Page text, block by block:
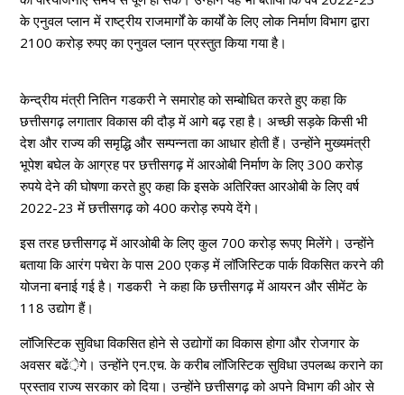
के एनुवल प्लान में राष्ट्रीय राजमार्गों के कार्यों के लिए लोक निर्माण विभाग द्वारा
2100 करोड़ रुपए का एनुवल प्लान प्रस्तुत किया गया है।
केन्द्रीय मंत्री नितिन गडकरी ने समारोह को सम्बोधित करते हुए कहा कि
छत्तीसगढ़ लगातार विकास की दौड़ में आगे बढ़ रहा है। अच्छी सड़के किसी भी
देश और राज्य की समृद्धि और सम्पन्नता का आधार होती हैं। उन्होंने मुख्यमंत्री
भूपेश बघेल के आग्रह पर छत्तीसगढ़ में आरओबी निर्माण के लिए 300 करोड़
रुपये देने की घोषणा करते हुए कहा कि इसके अतिरिक्त आरओबी के लिए वर्ष
2022-23 में छत्तीसगढ़ को 400 करोड़ रुपये देंगे।
इस तरह छत्तीसगढ़ में आरओबी के लिए कुल 700 करोड़ रूपए मिलेंगे। उन्होंने
बताया कि आरंग पचेरा के पास 200 एकड़ में लॉजिस्टिक पार्क विकसित करने की
योजना बनाई गई है। गडकरी ने कहा कि छत्तीसगढ़ में आयरन और सीमेंट के
118 उद्योग हैं।
लॉजिस्टिक सुविधा विकसित होने से उद्योगों का विकास होगा और रोजगार के
अवसर बढें़ेगे। उन्होंने एन.एच. के करीब लॉजिस्टिक सुविधा उपलब्ध कराने का
प्रस्ताव राज्य सरकार को दिया। उन्होंने छत्तीसगढ़ को अपने विभाग की ओर से